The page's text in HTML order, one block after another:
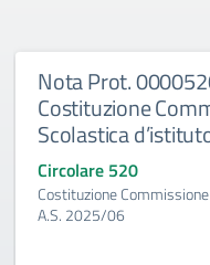
Nota Prot.
Costituzione
Scolastica
Circolare 520
Costituzione
A.S. 2025/06